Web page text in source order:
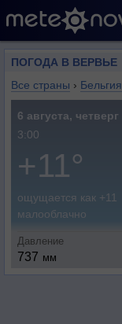
ПОГОДА В ВЕРВЬЕ
Все страны › Бельгия
6 августа, четверг
3:00
+11°
ощущается как +11
малооблачно
Давление
737 мм